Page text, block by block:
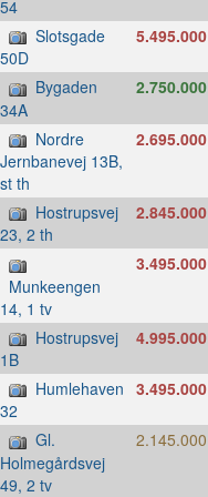
54
Slotsgade
50D
5.495.000
Bygaden
34A
2.750.000
Nordre
Jernbanevej 13B,
st th
2.695.000
Hostrupsvej
23, 2 th
2.845.000
Munkeengen
14, 1 tv
3.495.000
Hostrupsvej
1B
4.995.000
Humlehaven
32
3.495.000
Gl.
Holmegårdsvej
49, 2 tv
2.145.000